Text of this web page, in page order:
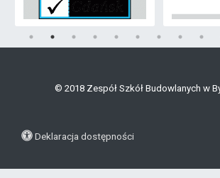
© 2018 Zespół Szkół Budowlanych w
Deklaracja dostępności